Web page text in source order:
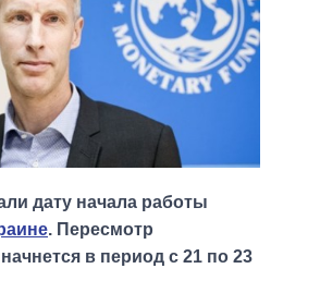
дату начала работы
. Пересмотр
в период с 21 по 23